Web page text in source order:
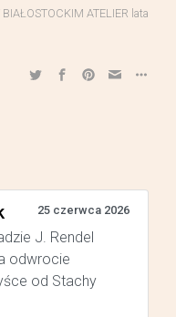
BIAŁOSTOCKIM ATELIER lata
25 czerwca 2026
J. Rendel
odwrocie
od Stachy